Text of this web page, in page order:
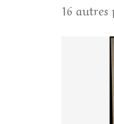
16 autres